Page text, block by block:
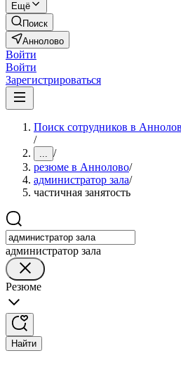
Ещё
Поиск
Аннолово
Войти
Войти
Зарегистрироваться
Поиск сотрудников в
/
... /
резюме в Аннолово/
администратор зала/
частичная занятость
администратор зала
Резюме
Найти